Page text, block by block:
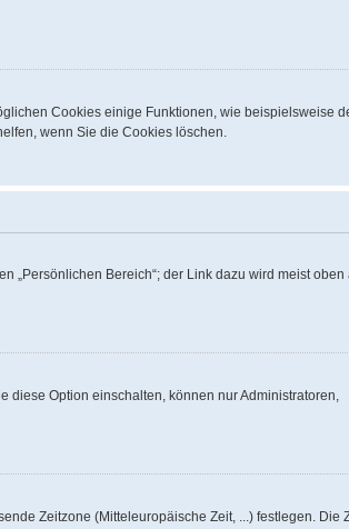
Cookies einige Funktionen, wie beispielsweise
wenn Sie die Cookies löschen.
„Persönlichen Bereich“; der Link dazu wird meist oben
diese Option einschalten, können nur Administratoren,
Zeitzone (Mitteleuropäische Zeit, ...) festlegen. Die